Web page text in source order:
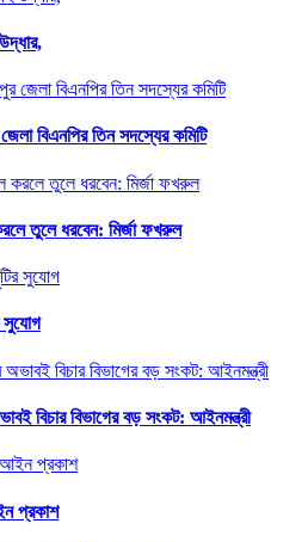
বিএনপির তিন সদস্যের কমিটি
তুলে ধরবেন: মির্জা ফখরুল
সুযোগ
বিচার বিভাগের বড় সংকট: আইনমন্ত্রী
প্রকাশ